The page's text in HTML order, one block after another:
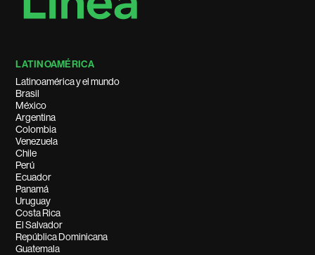
LATINOAMÉRICA
Latinoamérica y el mundo
Brasil
México
Argentina
Colombia
Venezuela
Chile
Perú
Ecuador
Panamá
Uruguay
Costa Rica
El Salvador
República Dominicana
Guatemala